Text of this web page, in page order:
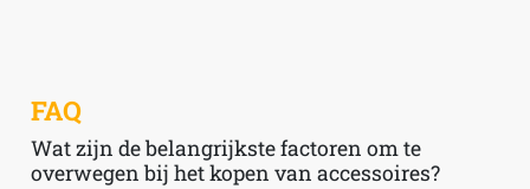
FAQ
Wat zijn de belangrijkste factoren om te
overwegen bij het kopen van accessoires?